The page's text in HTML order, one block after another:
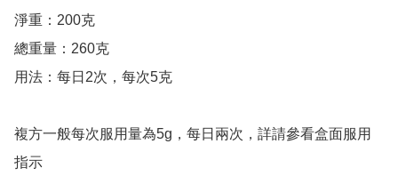
淨重：200克
總重量：260克
用法：每日2次，每次5克
複方一般每次服用量為5g，每日兩次，詳請參看盒面服用
指示